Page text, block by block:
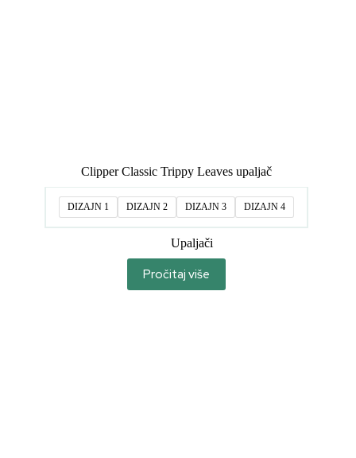
Clipper Classic Trippy Leaves upaljač
DIZAJN 1 DIZAJN 2 DIZAJN 3 DIZAJN 4
Upaljači
Pročitaj više